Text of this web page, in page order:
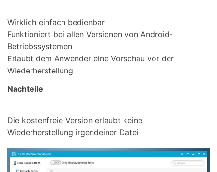
Wirklich einfach bedienbar
Funktioniert bei allen Versionen von Android-
Betriebssystemen
Erlaubt dem Anwender eine Vorschau vor der
Wiederherstellung
Nachteile
Die kostenfreie Version erlaubt keine
Wiederherstellung irgendeiner Datei